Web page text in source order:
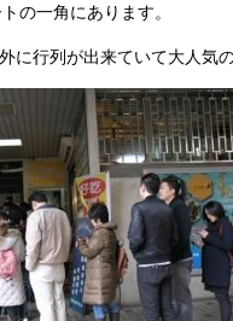
の一角にあります。
に行列が出来ていて大人気の